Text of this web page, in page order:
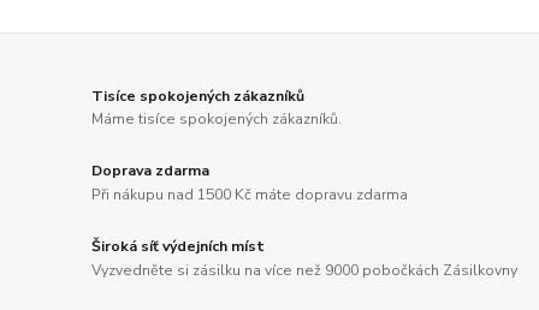
Tisíce spokojených zákazníků
Máme tisíce spokojených zákazníků.
Doprava zdarma
Při nákupu nad 1500 Kč máte dopravu zdarma
Široká síť výdejních míst
Vyzvedněte si zásilku na více než 9000 pobočkách Zásilkovny